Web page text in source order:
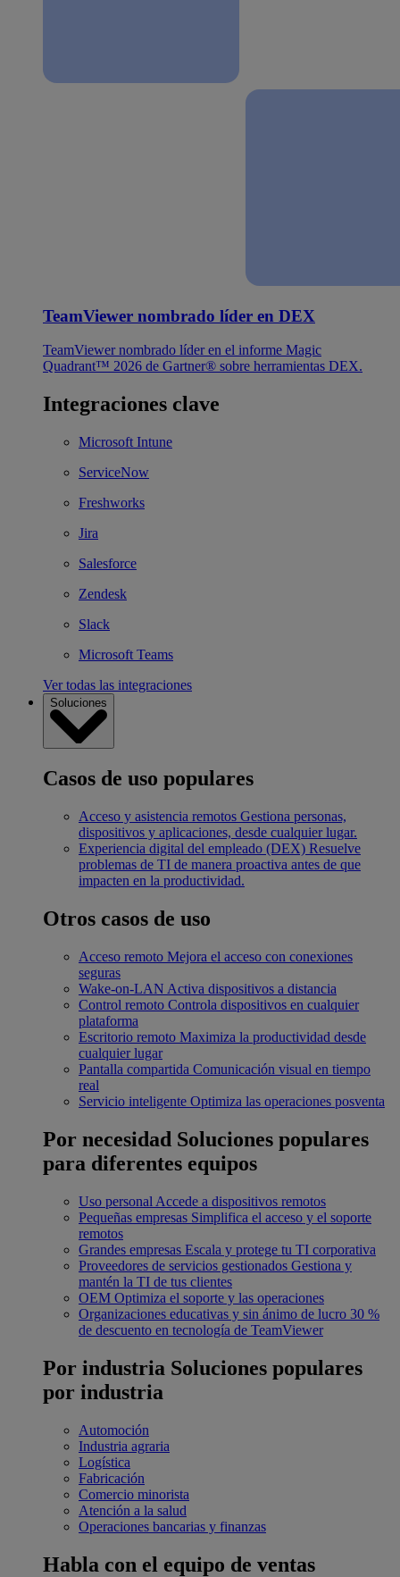
TeamViewer nombrado líder en DEX
TeamViewer nombrado líder en el informe Magic
Quadrant™ 2026 de Gartner® sobre herramientas DEX.
Integraciones clave
Microsoft Intune
ServiceNow
Freshworks
Jira
Salesforce
Zendesk
Slack
Microsoft Teams
Ver todas las integraciones
Soluciones
Casos de uso populares
Acceso y asistencia remotos Gestiona personas,
dispositivos y aplicaciones, desde cualquier lugar.
Experiencia digital del empleado (DEX) Resuelve
problemas de TI de manera proactiva antes de que
impacten en la productividad.
Otros casos de uso
Acceso remoto Mejora el acceso con conexiones
seguras
Wake-on-LAN Activa dispositivos a distancia
Control remoto Controla dispositivos en cualquier
plataforma
Escritorio remoto Maximiza la productividad desde
cualquier lugar
Pantalla compartida Comunicación visual en tiempo
real
Servicio inteligente Optimiza las operaciones posventa
Por necesidad Soluciones populares
para diferentes equipos
Uso personal Accede a dispositivos remotos
Pequeñas empresas Simplifica el acceso y el soporte
remotos
Grandes empresas Escala y protege tu TI corporativa
Proveedores de servicios gestionados Gestiona y
mantén la TI de tus clientes
OEM Optimiza el soporte y las operaciones
Organizaciones educativas y sin ánimo de lucro 30 %
de descuento en tecnología de TeamViewer
Por industria Soluciones populares
por industria
Automoción
Industria agraria
Logística
Fabricación
Comercio minorista
Atención a la salud
Operaciones bancarias y finanzas
Habla con el equipo de ventas